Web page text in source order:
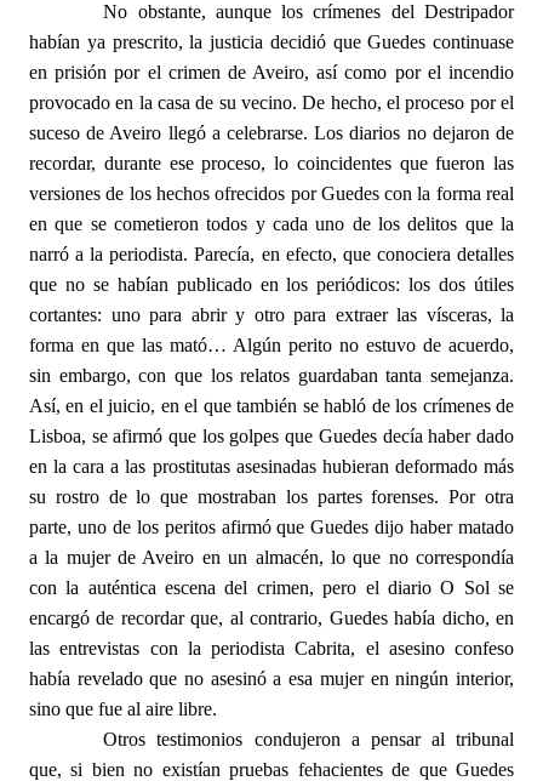
No obstante, aunque los crímenes del Destripador
habían ya prescrito, la justicia decidió que Guedes continuase
en prisión por el crimen de Aveiro, así como por el incendio
provocado en la casa de su vecino. De hecho, el proceso por el
suceso de Aveiro llegó a celebrarse. Los diarios no dejaron de
recordar, durante ese proceso, lo coincidentes que fueron las
versiones de los hechos ofrecidos por Guedes con la forma real
en que se cometieron todos y cada uno de los delitos que la
narró a la periodista. Parecía, en efecto, que conociera detalles
que no se habían publicado en los periódicos: los dos útiles
cortantes: uno para abrir y otro para extraer las vísceras, la
forma en que las mató… Algún perito no estuvo de acuerdo,
sin embargo, con que los relatos guardaban tanta semejanza.
Así, en el juicio, en el que también se habló de los crímenes de
Lisboa, se afirmó que los golpes que Guedes decía haber dado
en la cara a las prostitutas asesinadas hubieran deformado más
su rostro de lo que mostraban los partes forenses. Por otra
parte, uno de los peritos afirmó que Guedes dijo haber matado
a la mujer de Aveiro en un almacén, lo que no correspondía
con la auténtica escena del crimen, pero el diario O Sol se
encargó de recordar que, al contrario, Guedes había dicho, en
las entrevistas con la periodista Cabrita, el asesino confeso
había revelado que no asesinó a esa mujer en ningún interior,
sino que fue al aire libre.
Otros testimonios condujeron a pensar al tribunal
que, si bien no existían pruebas fehacientes de que Guedes